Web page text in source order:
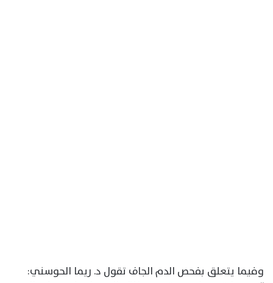
وفيما يتعلق بفحص الدم الجاف تقول د. ريما الحوسني: